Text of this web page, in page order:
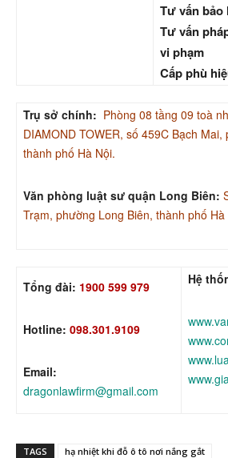
Tư vấn bảo
Tư vấn
vi phạm
Cấp phù
Trụ sở chính: Phòng 08 tầng 09 toà
DIAMOND TOWER, số 459C Bạch
thành phố Hà Nội.
Văn phòng luật sư quận Long Biên:
Trạm, phường Long Biên, thành phố Hà
Tổng đài: 1900 599 979
Hotline: 098.301.9109
Email:
dragonlawfirm@gmail.com
Hệ
TAGS
hạ nhiệt khi đỗ ô tô nơi nắng gắt